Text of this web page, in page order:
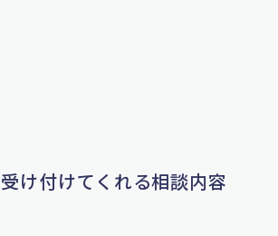
け付けてくれる相談内容